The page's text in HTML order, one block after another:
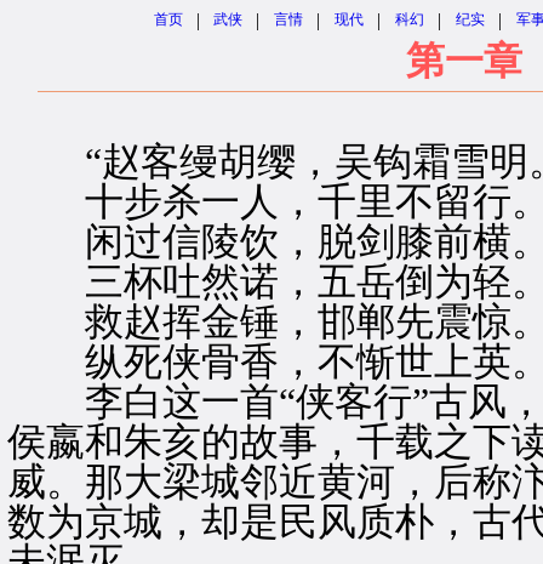
首页 | 武侠 | 言情 | 现代 | 科幻 | 纪实 | 军
第一
“赵客缦胡缨，吴钩霜雪明
十步杀一人，千里不留行。
闲过信陵饮，脱剑膝前横。
三杯吐然诺，五岳倒为轻。
救赵挥金锤，邯郸先震惊。
纵死侠骨香，不惭世上英。
李白这一首“侠客行”古风，
侯嬴和朱亥的故事，千载之下
威。那大梁城邻近黄河，后称
数为京城，却是民风质朴，古